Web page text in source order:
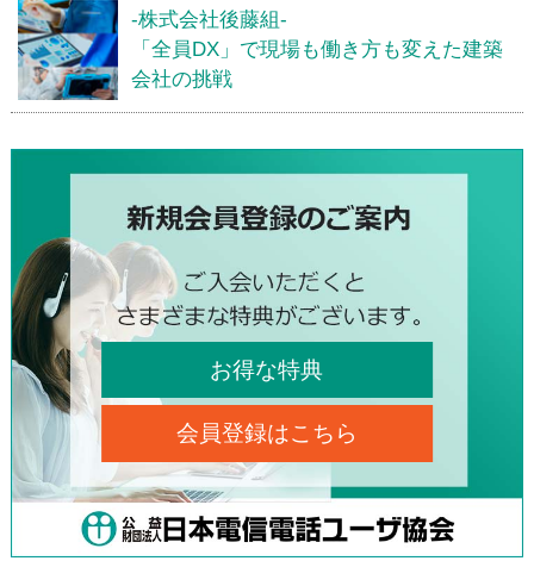
-株式会社後藤組-
「全員DX」で現場も働き方も変えた建築
会社の挑戦
お得な特典
会員登録はこちら